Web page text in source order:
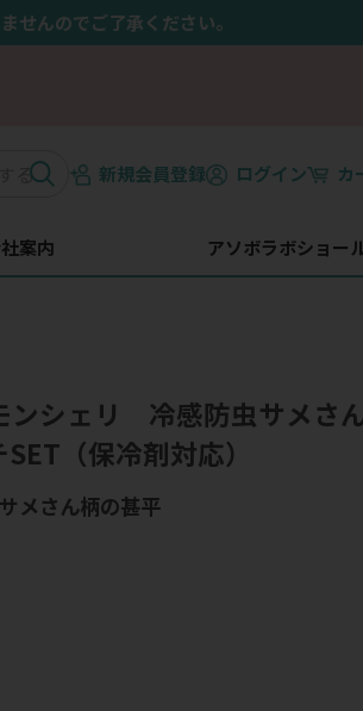
せんのでご了承ください。
新規会員登録 ログイン カ
案内 アソボラボショー
ンシェリ 冷感防虫サメさ
（保冷剤対応）
メさん柄の甚平